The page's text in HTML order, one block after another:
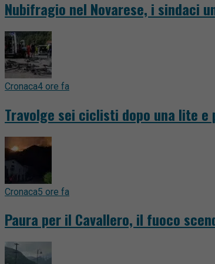
Nubifragio nel Novarese, i sindaci
Cronaca4 ore fa
Travolge sei ciclisti dopo una lite
Cronaca5 ore fa
Paura per il Cavallero, il fuoco